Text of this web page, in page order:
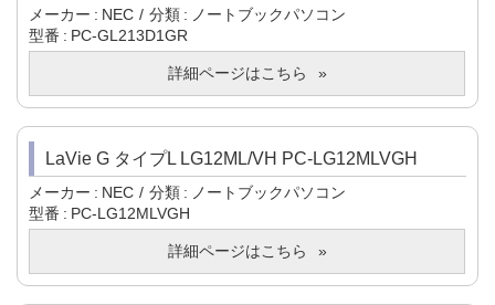
メーカー NEC 分類
ノートブックパソコン
型番
PC-GL213D1GR
詳細ページはこちら
LaVie G タイプL LG12ML/VH PC-LG12MLVGH
メーカー NEC 分類
ノートブックパソコン
型番
PC-LG12MLVGH
詳細ページはこちら